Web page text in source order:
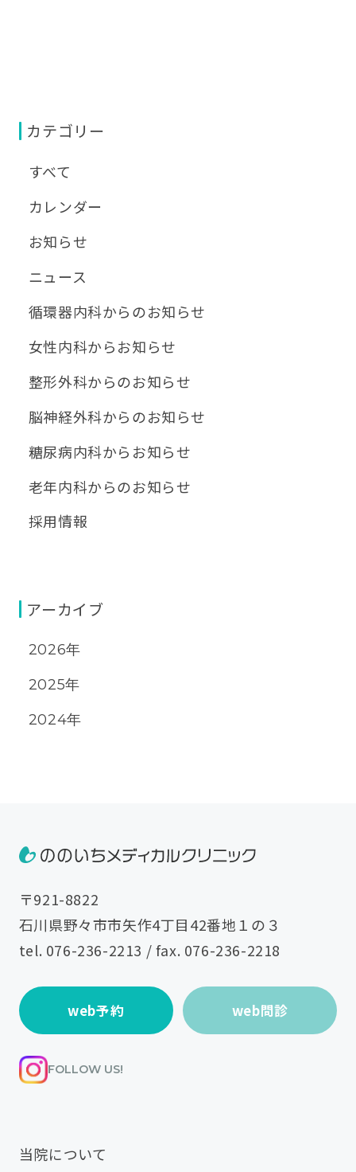
カテゴリー
すべて
カレンダー
お知らせ
ニュース
循環器内科からのお知らせ
女性内科からお知らせ
整形外科からのお知らせ
脳神経外科からのお知らせ
糖尿病内科からお知らせ
老年内科からのお知らせ
採用情報
アーカイブ
2026年
2025年
2024年
〒921-8822
石川県野々市市矢作4丁目42番地１の３
tel. 076-236-2213 / fax. 076-236-2218
web予約 web問診
FOLLOW US!
当院について